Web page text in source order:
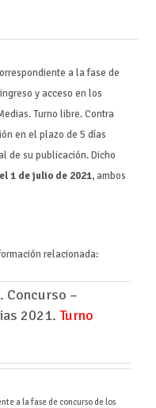
a la fase de
y acceso en los
Turno libre. Contra
en el plazo de 5 días
de su publicación. Dicho
1 de julio de 2021, ambos
relacionada:
Concurso –
2021. Turno
a la fase de concurso de los